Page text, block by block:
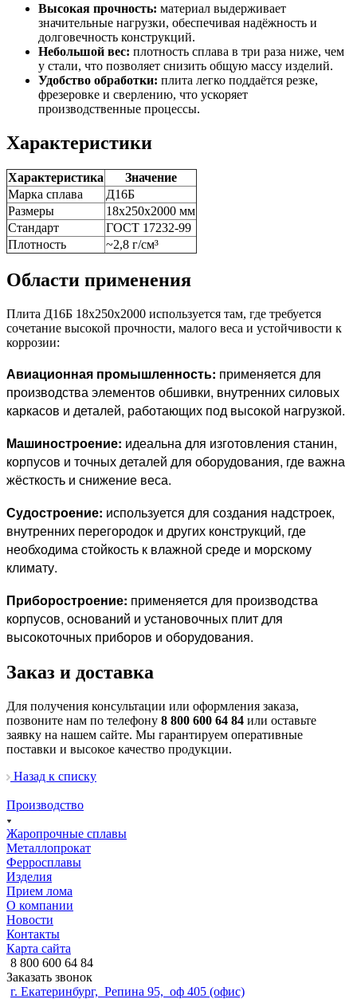
Высокая прочность: материал выдерживает
значительные нагрузки, обеспечивая надёжность и
долговечность конструкций.
Небольшой вес: плотность сплава в три раза ниже, чем
у стали, что позволяет снизить общую массу изделий.
Удобство обработки: плита легко поддаётся резке,
фрезеровке и сверлению, что ускоряет
производственные процессы.
Характеристики
Характеристика
Значение
Марка сплава
Д16Б
Размеры
18х250х2000 мм
Стандарт
ГОСТ 17232-99
Плотность
~2,8 г/см³
Области применения
Плита Д16Б 18х250х2000 используется там, где требуется
сочетание высокой прочности, малого веса и устойчивости к
коррозии:
Авиационная промышленность: применяется для
производства элементов обшивки, внутренних силовых
каркасов и деталей, работающих под высокой нагрузкой.
Машиностроение: идеальна для изготовления станин,
корпусов и точных деталей для оборудования, где важна
жёсткость и снижение веса.
Судостроение: используется для создания надстроек,
внутренних перегородок и других конструкций, где
необходима стойкость к влажной среде и морскому
климату.
Приборостроение: применяется для производства
корпусов, оснований и установочных плит для
высокоточных приборов и оборудования.
Заказ и доставка
Для получения консультации или оформления заказа,
позвоните нам по телефону 8 800 600 64 84 или оставьте
заявку на нашем сайте. Мы гарантируем оперативные
поставки и высокое качество продукции.
Назад к списку
Производство
Жаропрочные сплавы
Металлопрокат
Ферросплавы
Изделия
Прием лома
О компании
Новости
Контакты
Карта сайта
8 800 600 64 84
Заказать звонок
г. Екатеринбург, Репина 95, оф 405 (офис)